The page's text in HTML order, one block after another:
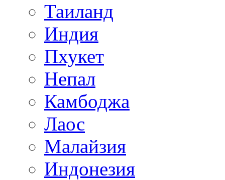
Таиланд
Индия
Пхукет
Непал
Камбоджа
Лаос
Малайзия
Индонезия